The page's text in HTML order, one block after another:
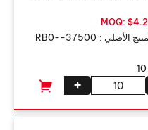
الأصلي :
37500-RB0-
10
+